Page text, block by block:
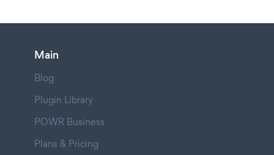
Main
Blog
Plugin Library
POWR Business
Plans & Pricing